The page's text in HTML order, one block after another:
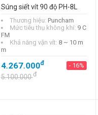
Súng siết vít 90 độ PH-8L
Thương hiệu: Puncham
Mức tiêu thụ không khí: 9 C
FM
Khả năng vặn vít: 8 ~ 10 m
m
4.267.000đ - 16%
5.100.000đ